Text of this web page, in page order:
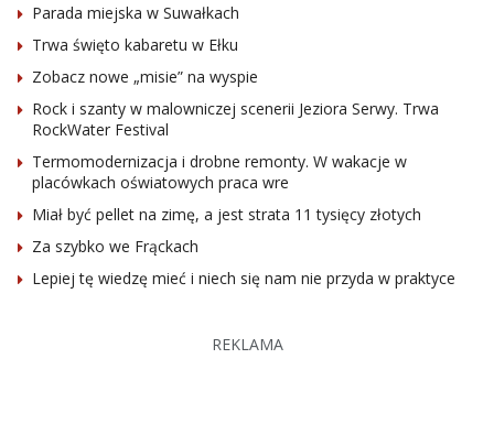
Parada miejska w Suwałkach
Trwa święto kabaretu w Ełku
Zobacz nowe „misie” na wyspie
Rock i szanty w malowniczej scenerii Jeziora Serwy. Trwa
RockWater Festival
Termomodernizacja i drobne remonty. W wakacje w
placówkach oświatowych praca wre
Miał być pellet na zimę, a jest strata 11 tysięcy złotych
Za szybko we Frąckach
Lepiej tę wiedzę mieć i niech się nam nie przyda w praktyce
REKLAMA